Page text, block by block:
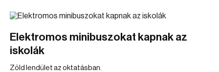
Elektromos minibuszokat kapnak az
iskolák
Zöld lendület az oktatásban.